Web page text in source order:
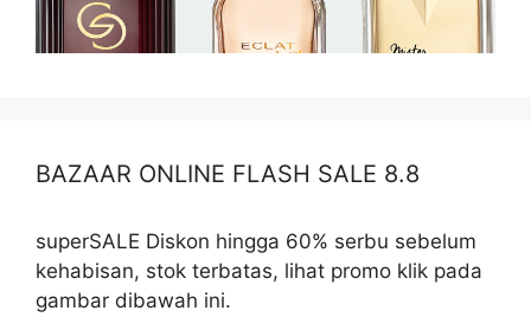
BAZAAR ONLINE FLASH SALE 8.8
superSALE Diskon hingga 60% serbu sebelum
kehabisan, stok terbatas, lihat promo klik pada
gambar dibawah ini.